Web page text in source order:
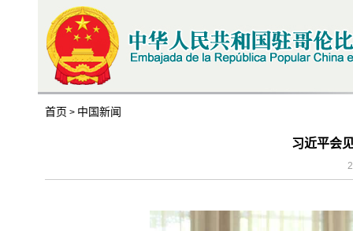
首页 > 中国新闻
习近平会